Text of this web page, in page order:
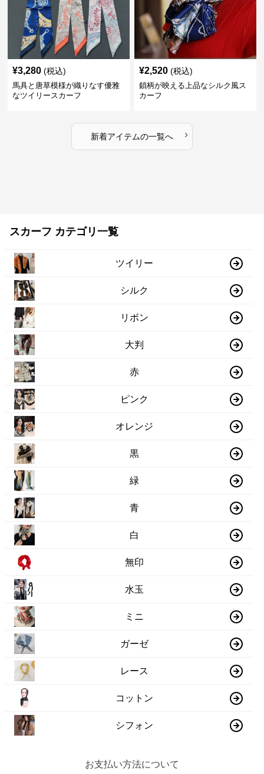
¥3,280 (税込)
馬具と唐草模様が織りなす優雅
なツイリースカーフ
¥2,520 (税込)
鎖柄が映える上品なシルク風ス
カーフ
新着アイテムの一覧へ ›
スカーフ カテゴリ一覧
ツイリー
シルク
リボン
大判
赤
ピンク
オレンジ
黒
緑
青
白
無印
水玉
ミニ
ガーゼ
レース
コットン
シフォン
お支払い方法について